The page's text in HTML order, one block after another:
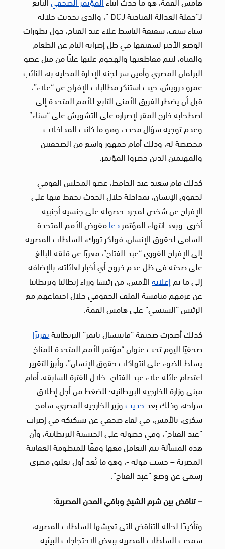
لـ”حملة العدالة المناخية DCJ “، والذي تحدثت خلاله
سناء سيف، شقيقة الناشط علاء عبد الفتاح، حول تطورات
الوضع الأخير لشقيقها في ظل إضرابه التام عن الطعام
والمياه، ليتم مقاطعتها والهجوم عليها علنًا من قبل عضو
البرلمان المصري وأمين سر لجنة الإدارة المحلية به، النائب
عمرو درويش، حيث استنكر مطالبات الإفراج عن “علاء”،
قبل أن يضطر الفريق الأمني التابع للأمم المتحدة إلى
اصطحابه خارج المقر لإصراره على التشويش على “سناء”
وعدم توجيه سؤال محدد، وهو ما كانت المداخلات
مخصصة له، وذلك أمام جمهور واسع من الصحفيين
والمهتمين الذين حضروا المؤتمر.
كذلك قام سعيد عبد الحافظ، عضو المجلس القومي
لحقوق الإنسان، بمداخلة خلال الحدث تحفظ فيها على
الإفراج عن شخص لمجرد حصوله على جنسية أجنبية
أخرى. وبعد انتهاء المؤتمردعامفوض الأمم المتحدة
السامي لحقوق الإنسان، فولكر تورك، السلطات المصرية
إلى الإفراج الفوري “عبد الفتاح”، معربًا عن قلقه البالغ
على صحته في ظل عدم خروج أي أخبار لعائلته، بالإضافة
إلى ما تمإعلانهالأمس، من رئيسا وزراء إيطاليا وبريطانيا
عن عزمهم مناقشة الملف الحقوقي خلال اجتماعهم مع
الرئيس “السيسي” على هامش القمة.
كذلك أصدرت صحيفة “فايننشال تايمز” البريطانيةتقريرًا
صحفيًا اليوم تحت عنوان “مؤتمر الأمم المتحدة للمناخ
يسلط الضوء على انتهاكات حقوق الإنسان”، وأبرز التقرير
اعتصام عائلة علاء عبد الفتاح، خلال الفترة السابقة، أمام
مبني وزارة الخارجية البريطانية؛ للضغط من أجل إطلاق
سراحه، وذلك بعدحديثوزير الخارجية المصري، سامح
شكري، بالأمس، في لقاء صحفي عن تشكيكه في إضراب
“عبد الفتاح”، وفي حصوله على الجنسية البريطانية، وأن
هذه المسألة يتم التعامل معها وفقًا للمنظومة العقابية
المصرية – حسب قوله -، وهو ما يُعد أول تعليق مصري
رسمي عن وضع “عبد الفتاح”.
– تناقض بين شرم الشيخ وباقي المدن المصرية:
وتأكيدًا لحالة التناقض التي تعيشها السلطات المصرية،
سمحت السلطات المصرية ببعض الاحتجاجات البيئية